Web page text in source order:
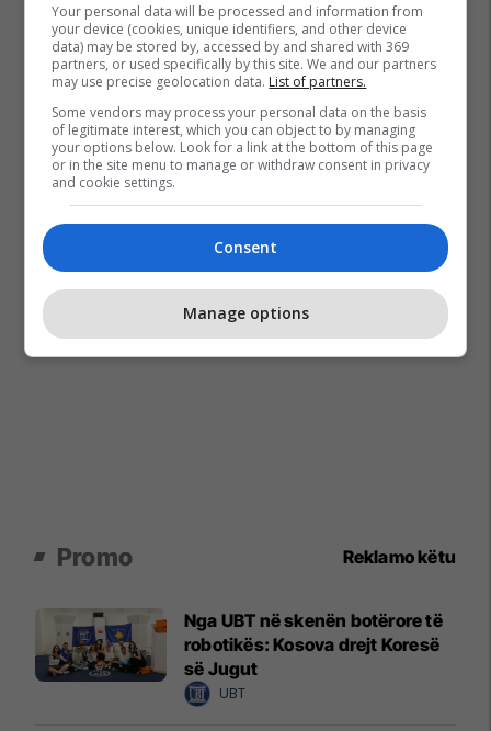
Promo Reklamo këtu
Nga UBT në skenën botërore të
robotikës: Kosova drejt Koresë
së Jugut
UBT
Your personal data will be processed and information from
your device (cookies, unique identifiers, and other device
data) may be stored by, accessed by and shared with 369
partners, or used specifically by this site. We and our partners
may use precise geolocation data. List of partners.
Some vendors may process your personal data on the basis
of legitimate interest, which you can object to by managing
your options below. Look for a link at the bottom of this page
or in the site menu to manage or withdraw consent in privacy
and cookie settings.
Consent
Manage options